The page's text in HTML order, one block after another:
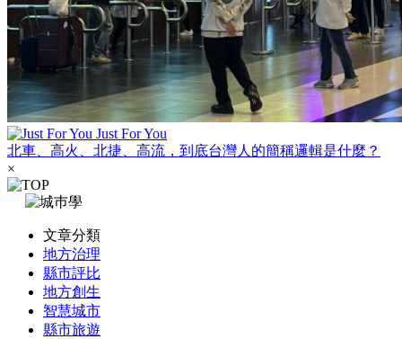
Just For You
北車、高火、北捷、高流，到底台灣人的簡稱邏輯是什麼？
×
文章分類
地方治理
縣市評比
地方創生
智慧城市
縣市旅遊